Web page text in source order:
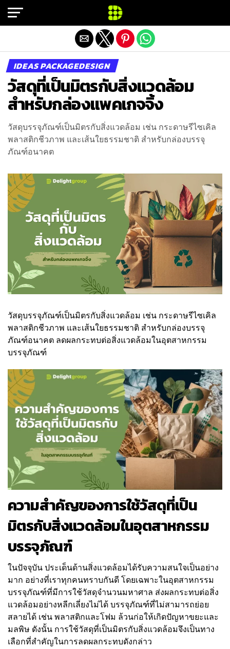
IDEAS PACKAGEDESIGN
วัสดุที่เป็นมิตรกับสิ่งแวดล้อม
สำหรับกล่องแพคเกจจิ้ง
วัสดุบรรจุภัณฑ์เป็นมิตรกับสิ่งแวดล้อม เช่น กระดาษรีไซเคิล
พลาสติกชีวภาพ และเส้นใยธรรมชาติ สำหรับกล่องบรรจุ
ภัณฑ์อนาคต
วัสดุบรรจุภัณฑ์เป็นมิตรกับสิ่งแวดล้อม เช่น กระดาษรีไซเคิล
พลาสติกชีวภาพ และเส้นใยธรรมชาติ สำหรับกล่องบรรจุ
ภัณฑ์อนาคต ลดผลกระทบต่อสิ่งแวดล้อมในอุตสาหกรรม
บรรจุภัณฑ์
ความสำคัญของการใช้วัสดุที่เป็น
มิตรกับสิ่งแวดล้อมในอุตสาหกรรม
บรรจุภัณฑ์
ในปัจจุบัน ประเด็นด้านสิ่งแวดล้อมได้รับความสนใจเป็นอย่าง
มาก อย่างที่เราทุกคนทราบกันดี โดยเฉพาะในอุตสาหกรรม
บรรจุภัณฑ์ที่มีการใช้วัสดุจำนวนมหาศาล ส่งผลกระทบต่อสิ่ง
แวดล้อมอย่างหลีกเลี่ยงไม่ได้ บรรจุภัณฑ์ที่ไม่สามารถย่อย
สลายได้ เช่น พลาสติกและโฟม ล้วนก่อให้เกิดปัญหาขยะและ
มลพิษ ดังนั้น การใช้วัสดุที่เป็นมิตรกับสิ่งแวดล้อมจึงเป็นทาง
เลือกที่สำคัญในการลดผลกระทบดังกล่าว
Exit mobile version